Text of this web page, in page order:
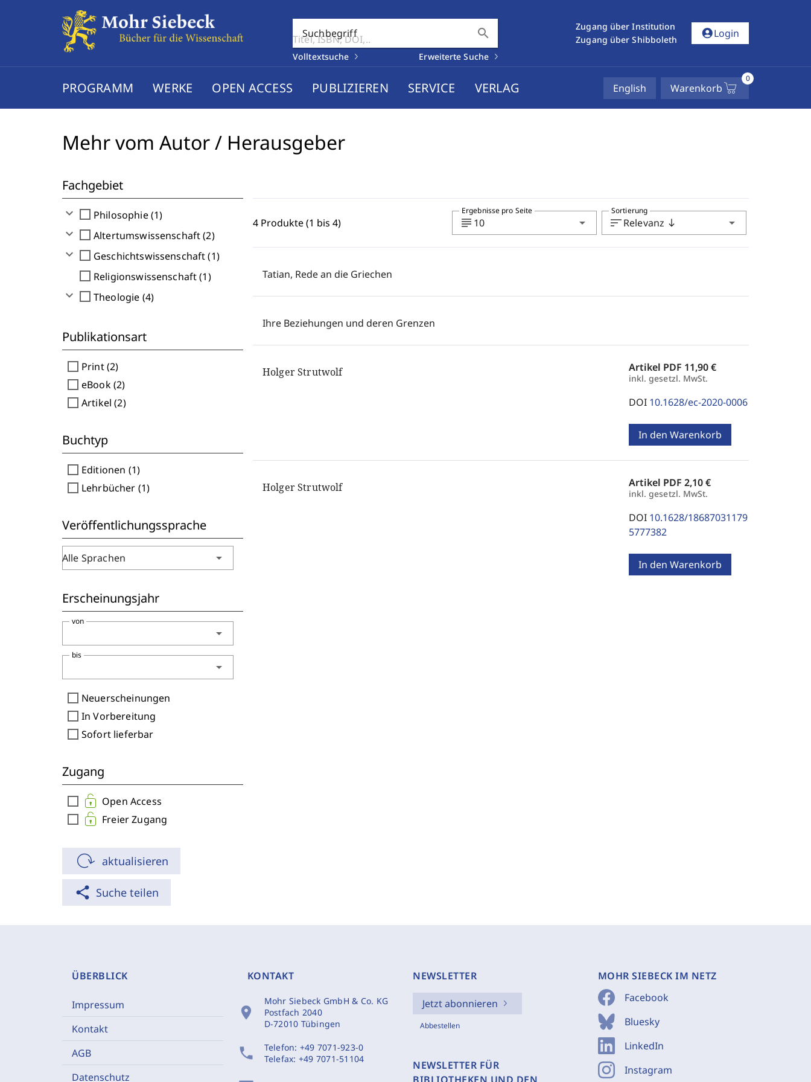
Suchbegriff search
Volltextsuche Erweiterte Suche
Zugang über Institution
Zugang über Shibboleth
account_circleLogin
PROGRAMM WERKE OPEN ACCESS PUBLIZIEREN SERVICE VERLAG English Warenkorb
0
Mehr vom Autor / Herausgeber
Fachgebiet
expand_more check_box_outline_blank Philosophie (1)
expand_more check_box_outline_blank Altertumswissenschaft (2)
expand_more check_box_outline_blank Geschichtswissenschaft (1)
check_box_outline_blank Religionswissenschaft (1)
expand_more check_box_outline_blank Theologie (4)
Publikationsart
check_box_outline_blank Print (2)
check_box_outline_blank eBook (2)
check_box_outline_blank Artikel (2)
Buchtyp
check_box_outline_blank Editionen (1)
check_box_outline_blank Lehrbücher (1)
Veröffentlichungssprache
Alle Sprachen arrow_drop_down
Erscheinungsjahr
arrow_drop_down
von
arrow_drop_down
bis
check_box_outline_blank Neuerscheinungen
check_box_outline_blank In Vorbereitung
check_box_outline_blank Sofort lieferbar
Zugang
check_box_outline_blank Open Access
check_box_outline_blank Freier Zugang
aktualisieren
share Suche teilen
4 Produkte (1 bis 4) subject 10 arrow_drop_down
Ergebnisse pro Seite
sortRelevanz south arrow_drop_down
Sortierung
Tatian, Rede an die Griechen
Ihre Beziehungen und deren Grenzen
Holger Strutwolf Artikel PDF 11,90 €
inkl. gesetzl. MwSt.
DOI 10.1628/ec-2020-0006
In den Warenkorb
Holger Strutwolf Artikel PDF 2,10 €
inkl. gesetzl. MwSt.
DOI 10.1628/18687031179
5777382
In den Warenkorb
ÜBERBLICK
Impressum
Kontakt
AGB
Datenschutz
KONTAKT
location_on
Mohr Siebeck GmbH & Co. KG
Postfach 2040
D-72010 Tübingen
phone Telefon: +49 7071-923-0
Telefax: +49 7071-51104
NEWSLETTER
Jetzt abonnieren
Abbestellen
NEWSLETTER FÜR
MOHR SIEBECK IM NETZ
Facebook
Bluesky
LinkedIn
Instagram